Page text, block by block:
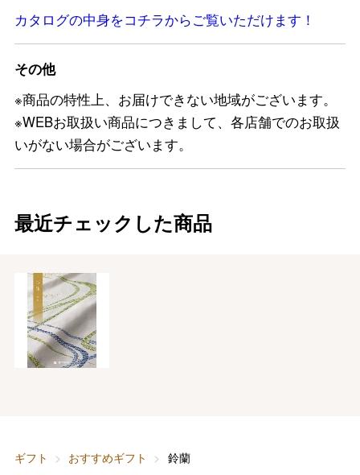
カタログの中身をコチラからご覧いただけます！
その他
※商品の特性上、お届けできない地域がございます。
※WEBお取扱い商品につきまして、各店舗でのお取扱
いがない場合がございます。
最近チェックした商品
ギフト おすすめギフト
鈴蘭
母の日